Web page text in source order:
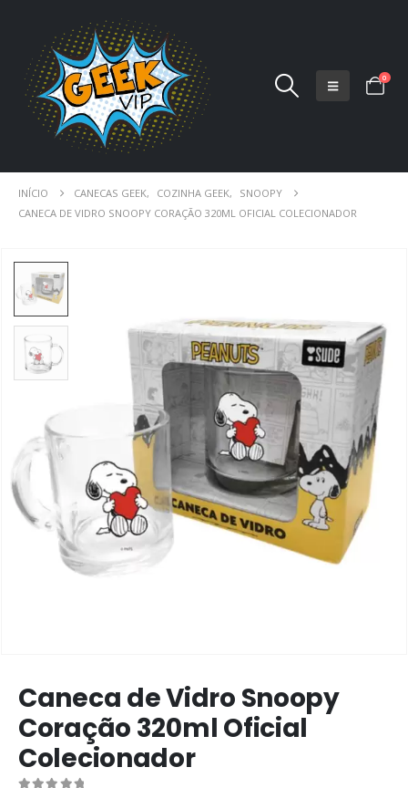
0
INÍCIO CANECAS GEEK, COZINHA GEEK,
SNOOPY
CANECA DE VIDRO SNOOPY CORAÇÃO 320ML OFICIAL COLECIONADOR
Caneca de Vidro Snoopy
Coração 320ml Oficial
Colecionador